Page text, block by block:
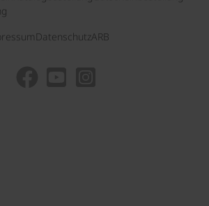
DatenschutzARB